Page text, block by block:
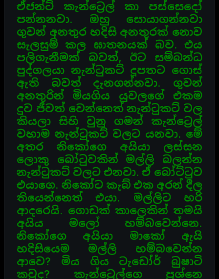
ඒජන්ට් කැන්ට්‍රෙල් කා පස්සෙදෝ
පන්නනවා. ඔහු සොයාගන්නවා
ගුවන් අනතුර හදිසි අනතුරක් නොව
සැලසුම් කල ඝාතනයක් බව. එය
පලිගැනීමක් බවත්, ඊට සම්බන්ධ
පුද්ගලයා නැන්ටුකට් දූපතට ගොස්
ඇති බවත් දැනගන්නවා. ගුවන්
අනතුරින් මියගිය යුවලගේ එකම
දුව ජීවත් වෙන්නෙත් නැන්ටුකට් වල
කියලා සිහි වුනු ගමන් කැන්ට්‍රෙල්
වහාම නැන්ටුකට් වලට යනවා. මේ
අතර නිකෝගෙ අයියා ලස්සන
ලොකු බෝටුවකින් මල්ලි බලන්න
නැන්ටුකට් වලට එනවා. ඒ බෝට්ටුව
එයාගෙ. නිකෝට කැබ් එක අරන් දීල
තියෙන්නෙත් එයා. මල්ලිට හරි
ආදරෙයි. ගොඩක් කාලෙකින් තමයි
අයිය මලෝ හම්බවෙන්නෙ.
නිකෝගෙ අයියා මාකෝ ඇයි
හදිසියෙම මල්ලි හම්බවෙන්න
ආවෙ? මිය ගිය ටැඩෝර් බුෂාටි
කවුද? කැන්ට්‍රෙල්ගෙ ප්‍රශ්නෙ